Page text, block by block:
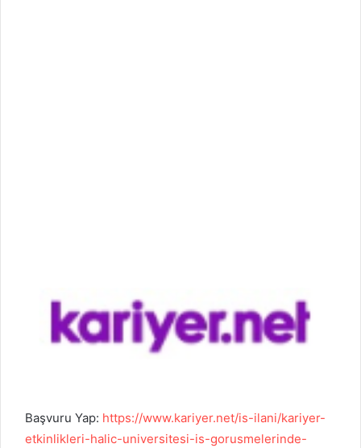
Başvuru Yap: https://www.kariyer.net/is-ilani/kariyer-
etkinlikleri-halic-universitesi-is-gorusmelerinde-